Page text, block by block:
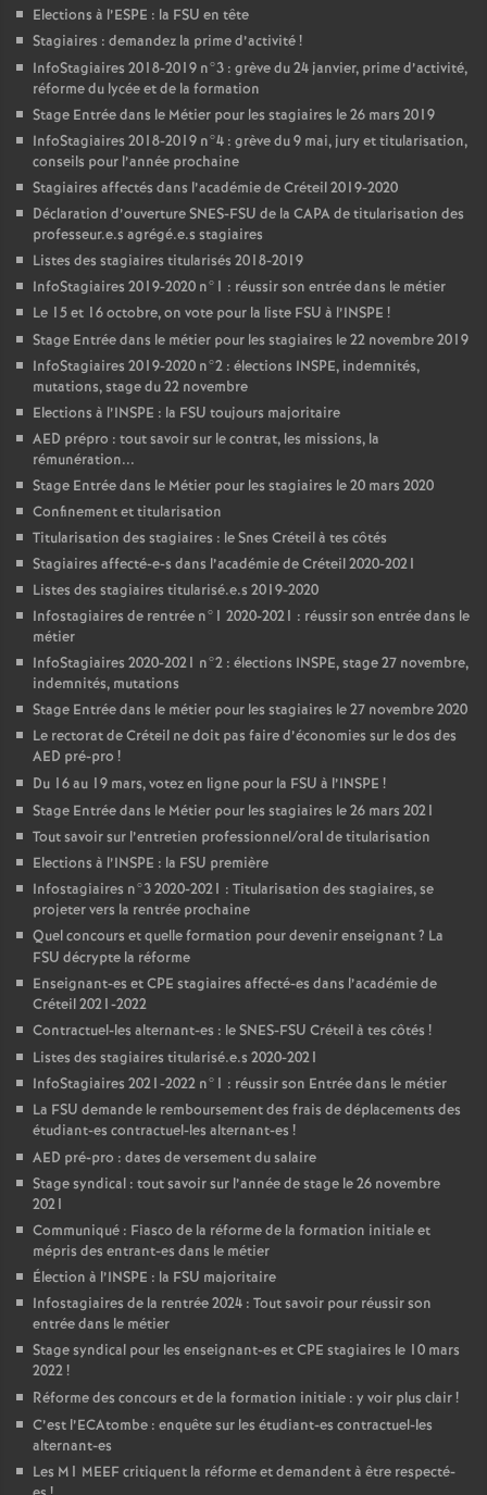
Elections à l’ESPE : la FSU en tête
Stagiaires : demandez la prime d’activité!
InfoStagiaires 2018-2019 n°3 : grève du 24 janvier, prime d’activité,
réforme du lycée et de la formation
Stage Entrée dans le Métier pour les stagiaires le 26 mars 2019
InfoStagiaires 2018-2019 n°4 : grève du 9 mai, jury et titularisation,
conseils pour l’année prochaine
Stagiaires affectés dans l’académie de Créteil 2019-2020
Déclaration d’ouvertureSNES-FSU de la CAPAde titularisation des
professeur.e.s agrégé.e.s stagiaires
Listes des stagiaires titularisés 2018-2019
InfoStagiaires 2019-2020 n°1 : réussir son entrée dans le métier
Le 15 et 16 octobre, on vote pour la liste FSU à l’INSPE !
Stage Entrée dans le métier pour les stagiaires le 22 novembre 2019
InfoStagiaires 2019-2020 n°2 : élections INSPE, indemnités,
mutations, stage du 22 novembre
Elections à l’INSPE : la FSU toujours majoritaire
AED prépro : tout savoir sur le contrat, les missions, la
rémunération...
Stage Entrée dans le Métier pour les stagiaires le 20 mars 2020
Confinement et titularisation
Titularisation des stagiaires : le Snes Créteil à tes côtés
Stagiaires affecté-e-s dans l’académie de Créteil 2020-2021
Listes des stagiaires titularisé.e.s 2019-2020
Infostagiaires de rentrée n°1 2020-2021 : réussir son entrée dans le
métier
InfoStagiaires 2020-2021 n°2 : élections INSPE, stage 27 novembre,
indemnités, mutations
Stage Entrée dans le métier pour les stagiaires le 27 novembre 2020
Le rectorat de Créteil ne doit pas faire d’économies sur le dos des
AED pré-pro !
Du 16 au 19 mars, votez en ligne pour la FSU à l’INSPE !
Stage Entrée dans le Métier pour les stagiaires le 26 mars 2021
Tout savoir sur l’entretien professionnel/oral de titularisation
Elections à l’INSPE : la FSU première
Infostagiaires n°3 2020-2021 : Titularisation des stagiaires, se
projeter vers la rentrée prochaine
Quel concours et quelle formation pour devenir enseignant? La
FSU décrypte la réforme
Enseignant-es etCPE stagiaires affecté-es dans l’académie de
Créteil 2021-2022
Contractuel-les alternant-es : leSNES-FSU Créteil à tes côtés !
Listes des stagiaires titularisé.e.s 2020-2021
InfoStagiaires 2021-2022 n°1 : réussir son Entrée dans le métier
La FSU demande le remboursement des frais de déplacements des
étudiant-es contractuel-les alternant-es !
AED pré-pro : dates de versement du salaire
Stage syndical : tout savoir sur l’année de stage le 26 novembre
2021
Communiqué : Fiasco de la réforme de la formation initiale et
mépris des entrant-es dans le métier
Élection à l’INSPE : la FSU majoritaire
Infostagiaires de la rentrée 2024 : Tout savoir pour réussir son
entrée dans le métier
Stage syndical pour les enseignant-es etCPE stagiaires le 10 mars
2022!
Réforme des concours et de la formation initiale : y voir plus clair!
C’est l’ECAtombe : enquête sur les étudiant-es contractuel-les
alternant-es
Les M1 MEEFcritiquent la réforme et demandent à être respecté-